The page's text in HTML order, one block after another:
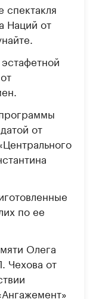
Наций от
от
по ее
Олега
Чехова от